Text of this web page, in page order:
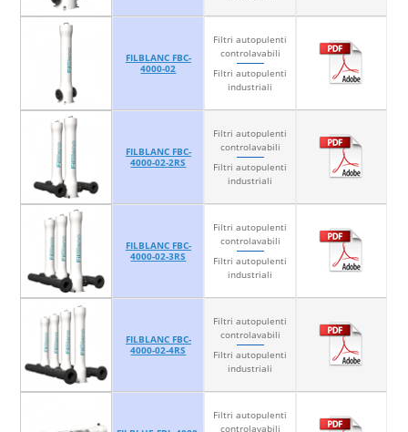
FILBLANC FBC-
4000-02
Filtri autopulenti
controlavabili
Filtri autopulenti
industriali
FILBLANC FBC-
4000-02-2RS
Filtri autopulenti
controlavabili
Filtri autopulenti
industriali
FILBLANC FBC-
4000-02-3RS
Filtri autopulenti
controlavabili
Filtri autopulenti
industriali
FILBLANC FBC-
4000-02-4RS
Filtri autopulenti
controlavabili
Filtri autopulenti
industriali
Filtri autopulenti
controlavabili